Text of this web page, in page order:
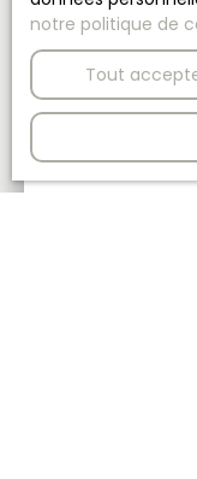
Lorem ipsum
adipiscing elit.
In dui ex,
sem.
Aliquam
In at tristique
Mauris vehicula
notre politique de
Tout